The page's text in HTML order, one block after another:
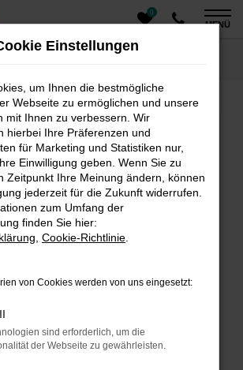
0
MENÜ
Error
ein Fehler aufgetreten.
Tipps, die dir helfen können:
Firewall und deine
Webseiten, zum Beispiel deine
Browsererweiterungen.
Seiten verhindern.
die Seite in einem anderen Browser
privaten Fenster?
Einstellungen
um Ihnen die bestmögliche
Webseite zu ermöglichen und unsere
mit Ihnen zu verbessern. Wir
hierbei Ihre Präferenzen und
für Marketing und Statistiken nur,
Einwilligung geben. Wenn Sie zu
Zeitpunkt Ihre Meinung ändern, können
jederzeit für die Zukunft widerrufen.
zum Umfang der
finden Sie hier:
Cookie-Richtlinie
von Cookies werden von uns eingesetzt:
sind erforderlich, um die
der Webseite zu gewährleisten.